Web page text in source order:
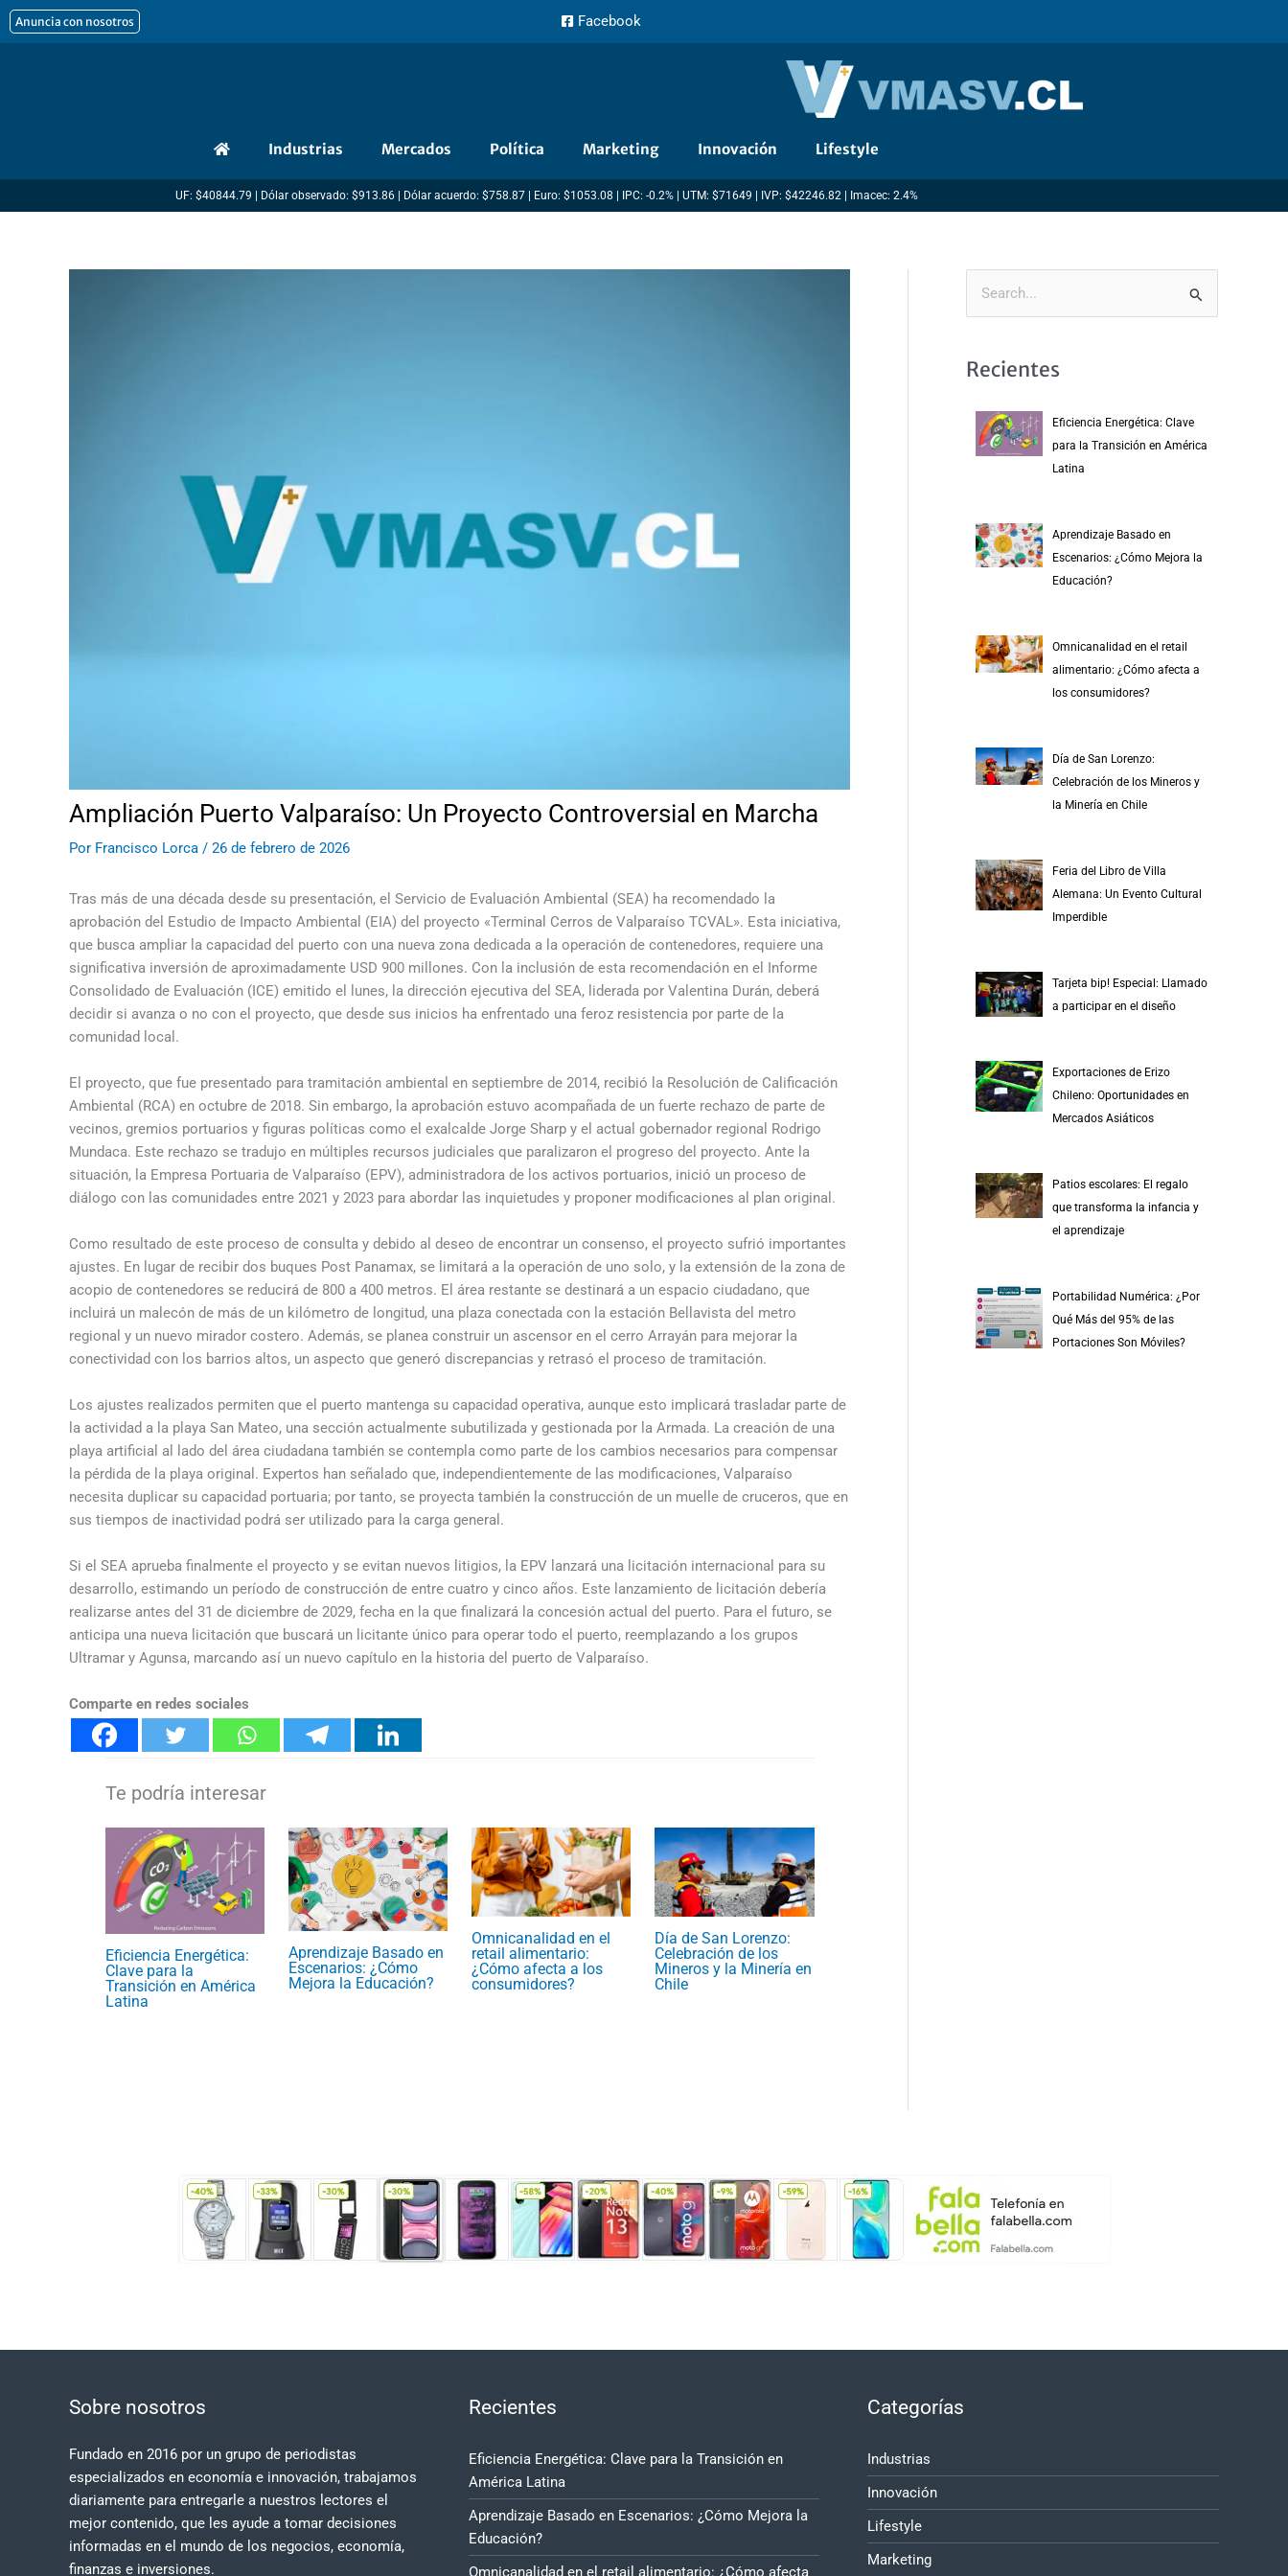
al
Anuncia con nosotros Facebook
Industrias Mercados Política Marketing Innovación Lifestyle
UF: $40844.79 | Dólar observado: $913.86 | Dólar acuerdo: $758.87 | Euro: $1053.08 | IPC: -0.2% | UTM: $71649 | IVP: $42246.82 | Imacec: 2.4%
Ampliación Puerto Valparaíso: Un Proyecto Controversial en Marcha
Por Francisco Lorca / 26 de febrero de 2026
Tras más de una década desde su presentación, el Servicio de Evaluación Ambiental (SEA) ha recomendado la
aprobación del Estudio de Impacto Ambiental (EIA) del proyecto «Terminal Cerros de Valparaíso TCVAL». Esta iniciativa,
que busca ampliar la capacidad del puerto con una nueva zona dedicada a la operación de contenedores, requiere una
significativa inversión de aproximadamente USD 900 millones. Con la inclusión de esta recomendación en el Informe
Consolidado de Evaluación (ICE) emitido el lunes, la dirección ejecutiva del SEA, liderada por Valentina Durán, deberá
decidir si avanza o no con el proyecto, que desde sus inicios ha enfrentado una feroz resistencia por parte de la
comunidad local.
El proyecto, que fue presentado para tramitación ambiental en septiembre de 2014, recibió la Resolución de Calificación
Ambiental (RCA) en octubre de 2018. Sin embargo, la aprobación estuvo acompañada de un fuerte rechazo de parte de
vecinos, gremios portuarios y figuras políticas como el exalcalde Jorge Sharp y el actual gobernador regional Rodrigo
Mundaca. Este rechazo se tradujo en múltiples recursos judiciales que paralizaron el progreso del proyecto. Ante la
situación, la Empresa Portuaria de Valparaíso (EPV), administradora de los activos portuarios, inició un proceso de
diálogo con las comunidades entre 2021 y 2023 para abordar las inquietudes y proponer modificaciones al plan original.
Como resultado de este proceso de consulta y debido al deseo de encontrar un consenso, el proyecto sufrió importantes
ajustes. En lugar de recibir dos buques Post Panamax, se limitará a la operación de uno solo, y la extensión de la zona de
acopio de contenedores se reducirá de 800 a 400 metros. El área restante se destinará a un espacio ciudadano, que
incluirá un malecón de más de un kilómetro de longitud, una plaza conectada con la estación Bellavista del metro
regional y un nuevo mirador costero. Además, se planea construir un ascensor en el cerro Arrayán para mejorar la
conectividad con los barrios altos, un aspecto que generó discrepancias y retrasó el proceso de tramitación.
Los ajustes realizados permiten que el puerto mantenga su capacidad operativa, aunque esto implicará trasladar parte de
la actividad a la playa San Mateo, una sección actualmente subutilizada y gestionada por la Armada. La creación de una
playa artificial al lado del área ciudadana también se contempla como parte de los cambios necesarios para compensar
la pérdida de la playa original. Expertos han señalado que, independientemente de las modificaciones, Valparaíso
necesita duplicar su capacidad portuaria; por tanto, se proyecta también la construcción de un muelle de cruceros, que en
sus tiempos de inactividad podrá ser utilizado para la carga general.
Si el SEA aprueba finalmente el proyecto y se evitan nuevos litigios, la EPV lanzará una licitación internacional para su
desarrollo, estimando un período de construcción de entre cuatro y cinco años. Este lanzamiento de licitación debería
realizarse antes del 31 de diciembre de 2029, fecha en la que finalizará la concesión actual del puerto. Para el futuro, se
anticipa una nueva licitación que buscará un licitante único para operar todo el puerto, reemplazando a los grupos
Ultramar y Agunsa, marcando así un nuevo capítulo en la historia del puerto de Valparaíso.
Comparte en redes sociales
Eficiencia Energética:
Clave para la
Transición en América
Latina
Aprendizaje Basado en
Escenarios: ¿Cómo
Mejora la Educación?
Omnicanalidad en el
retail alimentario:
¿Cómo afecta a los
consumidores?
Día de San Lorenzo:
Celebración de los
Mineros y la Minería en
Chile
Recientes
Eficiencia Energética: Clave
para la Transición en América
Latina
Aprendizaje Basado en
Escenarios: ¿Cómo Mejora la
Educación?
Omnicanalidad en el retail
alimentario: ¿Cómo afecta a
los consumidores?
Día de San Lorenzo:
Celebración de los Mineros y
la Minería en Chile
Feria del Libro de Villa
Alemana: Un Evento Cultural
Imperdible
Tarjeta bip! Especial: Llamado
a participar en el diseño
Exportaciones de Erizo
Chileno: Oportunidades en
Mercados Asiáticos
Patios escolares: El regalo
que transforma la infancia y
el aprendizaje
Portabilidad Numérica: ¿Por
Qué Más del 95% de las
Portaciones Son Móviles?
Sobre nosotros
Fundado en 2016 por un grupo de periodistas
especializados en economía e innovación, trabajamos
diariamente para entregarle a nuestros lectores el
mejor contenido, que les ayude a tomar decisiones
informadas en el mundo de los negocios, economía,
finanzas e inversiones.
Recientes
Eficiencia Energética: Clave para la Transición en
América Latina
Aprendizaje Basado en Escenarios: ¿Cómo Mejora la
Educación?
Omnicanalidad en el retail alimentario: ¿Cómo afecta
Categorías
Industrias
Innovación
Lifestyle
Marketing